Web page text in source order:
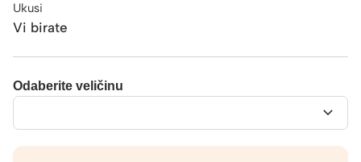
Ukusi
Vi birate
Odaberite veličinu